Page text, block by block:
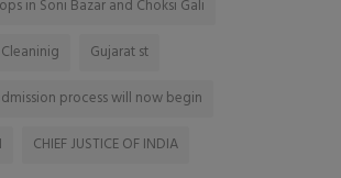
in Soni Bazar and Choksi Gali
Cleaninig
Gujarat st
process will now begin
CHIEF JUSTICE OF INDIA